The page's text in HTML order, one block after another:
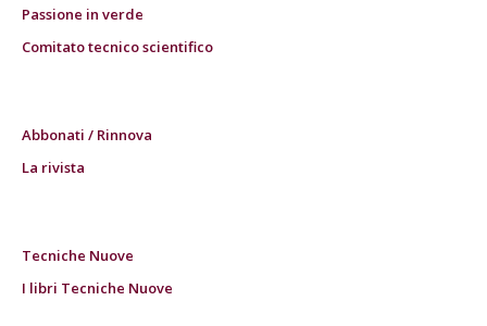
Passione in verde
Comitato tecnico scientifico
Abbonati / Rinnova
La rivista
Tecniche Nuove
I libri Tecniche Nuove